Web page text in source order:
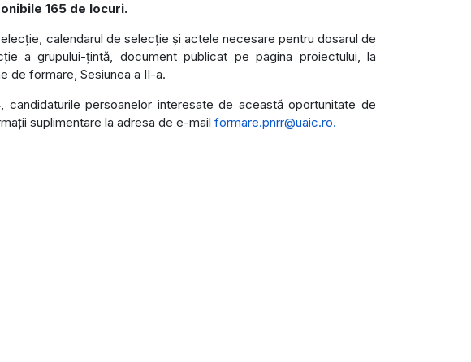
165 de locuri.
calendarul de selecție și actele necesare pentru dosarul de
a grupului-țintă, document publicat pe pagina proiectului, la
de formare, Sesiunea a II-a.
, candidaturile persoanelor interesate de această oportunitate de
suplimentare la adresa de e-mail formare.pnrr@uaic.ro.